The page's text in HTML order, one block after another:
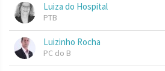
Luiza do Hospital
PTB
Luizinho Rocha
PC do B